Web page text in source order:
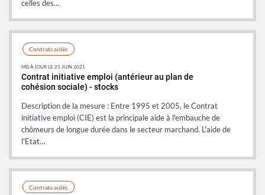
celles des…
Contrat initiative emploi (antérieur au plan de
cohésion sociale) - stocks
Description de la mesure : Entre 1995 et 2005, le Contrat
initiative emploi (CIE) est la principale aide à l'embauche de
chômeurs de longue durée dans le secteur marchand. L'aide de
l'Etat…
Contrats aidés
MIS À JOUR LE 25 JUIN 2021
Contrats aidés